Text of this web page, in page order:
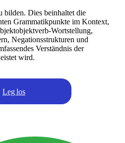
bilden. Dies beinhaltet die
Grammatikpunkte im Kontext,
Wortstellung,
Negationsstrukturen und
Verständnis der
wird.
Leg los